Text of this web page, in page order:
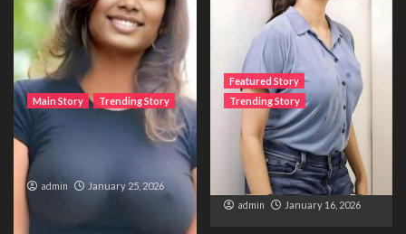
Main Story Trending Story
The Bride from the
Accident
admin January 25, 2026
Featured Story
Trending Story
The Silent Wait – A Life
Trapped Between
Distance and Duty
admin January 16, 2026